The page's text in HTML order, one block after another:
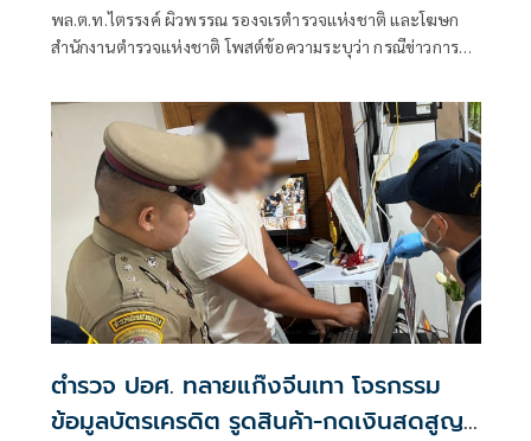
พล.ต.ท.ไตรรงค์ ผิวพรรณ รองจเรตำรวจแห่งชาติ และโฆษก
สำนักงานตำรวจแห่งชาติ โพสต์ข้อความระบุว่า กรณีข่าวการ
จอร์เจีย และมีกระแสข่าวเกี่ยวกับการดำเนินคดีตามมาตรา 115
ของประมวลกฎหมายอาญาของประเทศจอร์เจียนั้น
ตำรวจ ปอศ. ทลายแก๊งจีนเทา โจรกรรม
ข้อมูลบัตรเครดิต รูดสินค้า-กดเงินสดสูญ